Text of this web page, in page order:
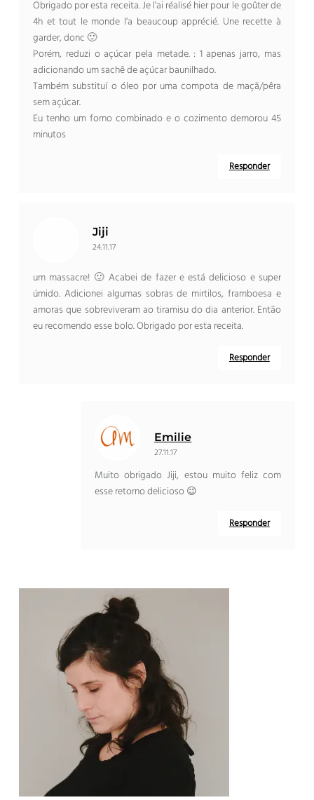
Obrigado por esta receita.Je l’ai réalisé hier pour le goûter de
4h et tout le monde l’a beaucoup apprécié. Une recette à
garder,donc 🙂
Porém, reduzi o açúcar pela metade. : 1 apenas jarro, mas
adicionando um sachê de açúcar baunilhado.
Também substituí o óleo por uma compota de maçã/pêra
sem açúcar.
Eu tenho um forno combinado e o cozimento demorou 45
minutos
Responder
Jiji
24.11.17
um massacre! 🙂 Acabei de fazer e está delicioso e super
úmido. Adicionei algumas sobras de mirtilos, framboesa e
amoras que sobreviveram ao tiramisu do dia anterior. Então
eu recomendo esse bolo. Obrigado por esta receita.
Responder
Emilie
27.11.17
Muito obrigado Jiji, estou muito feliz com
esse retorno delicioso 😉
Responder